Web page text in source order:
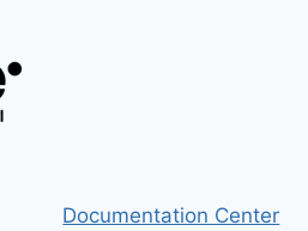
Documentation Center